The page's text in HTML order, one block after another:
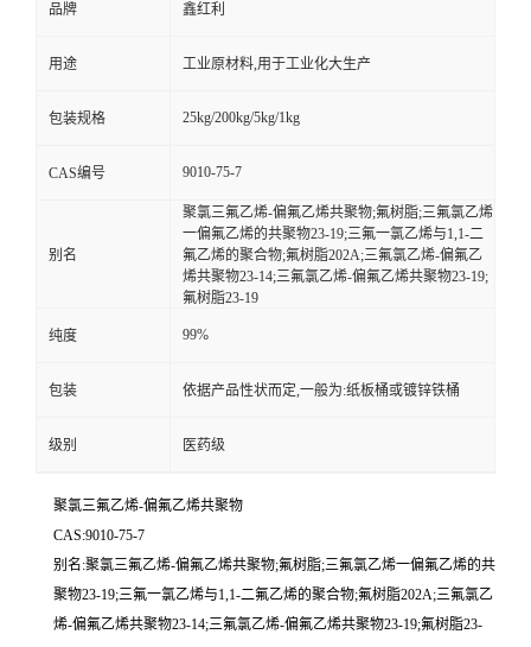
品牌 鑫红利
用途 工业原材料,用于工业化大生产
包装规格 25kg/200kg/5kg/1kg
CAS编号 9010-75-7
别名
聚氯三氟乙烯-偏氟乙烯共聚物;氟树脂;三氟氯乙烯
一偏氟乙烯的共聚物23-19;三氟一氯乙烯与1,1-二
氟乙烯的聚合物;氟树脂202A;三氟氯乙烯-偏氟乙
烯共聚物23-14;三氟氯乙烯-偏氟乙烯共聚物23-19;
氟树脂23-19
纯度 99%
包装 依据产品性状而定,一般为:纸板桶或镀锌铁桶
级别 医药级
聚氯三氟乙烯-偏氟乙烯共聚物
CAS:9010-75-7
别名:聚氯三氟乙烯-偏氟乙烯共聚物;氟树脂;三氟氯乙烯一偏氟乙烯的共
聚物23-19;三氟一氯乙烯与1,1-二氟乙烯的聚合物;氟树脂202A;三氟氯乙
烯-偏氟乙烯共聚物23-14;三氟氯乙烯-偏氟乙烯共聚物23-19;氟树脂23-